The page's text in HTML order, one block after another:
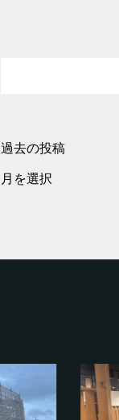
過去の投稿
過
去